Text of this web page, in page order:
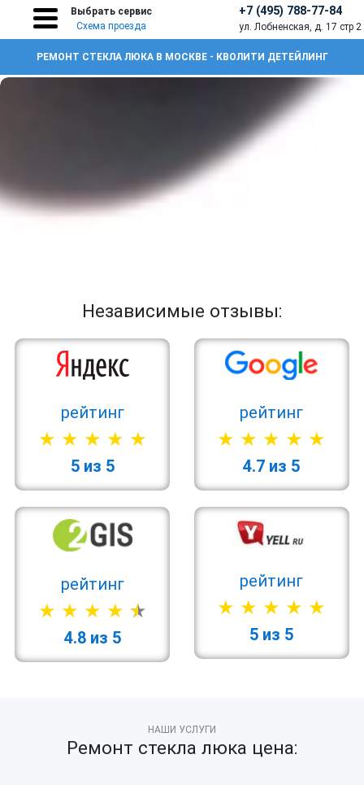
Выбрать сервис
Схема проезда
+7 (495) 788-77-84
ул. Лобненская, д. 17 стр 2
РЕМОНТ СТЕКЛА ЛЮКА В МОСКВЕ - КВОЛИТИ ДЕТЕЙЛИНГ
Независимые отзывы:
рейтинг
5 из 5
рейтинг
4.7 из 5
рейтинг
4.8 из 5
рейтинг
5 из 5
НАШИ УСЛУГИ
Ремонт стекла люка цена: